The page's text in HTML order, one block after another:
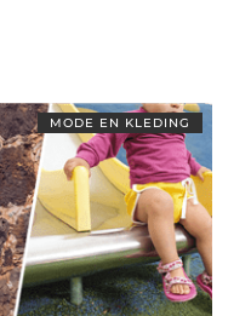
MODE EN KLEDING